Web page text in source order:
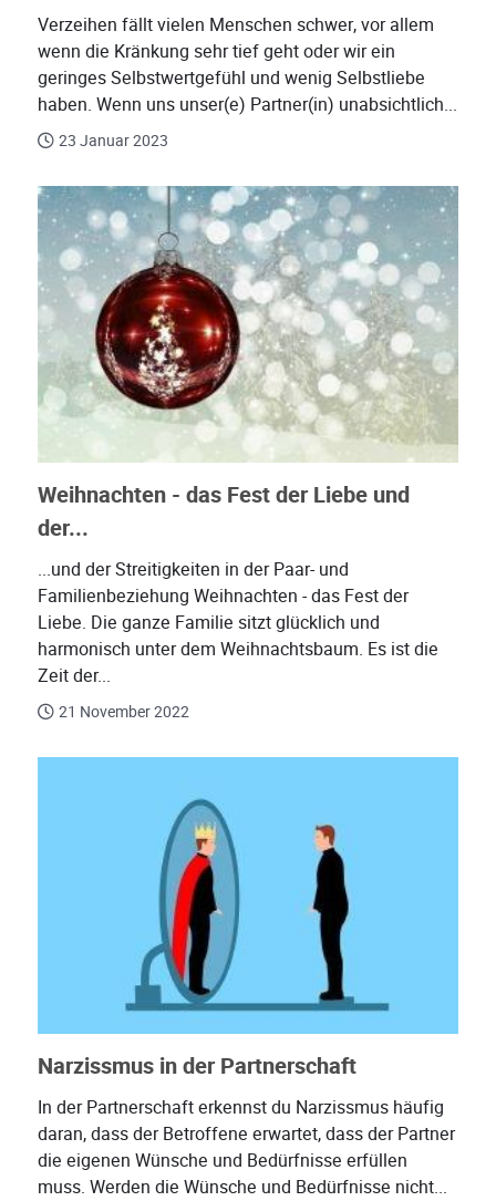
Verzeihen fällt vielen Menschen schwer, vor allem
wenn die Kränkung sehr tief geht oder wir ein
geringes Selbstwertgefühl und wenig Selbstliebe
haben. Wenn uns unser(e) Partner(in) unabsichtlich...
23 Januar 2023
Weihnachten - das Fest der Liebe und
der...
...und der Streitigkeiten in der Paar- und
Familienbeziehung Weihnachten - das Fest der
Liebe. Die ganze Familie sitzt glücklich und
harmonisch unter dem Weihnachtsbaum. Es ist die
Zeit der...
21 November 2022
Narzissmus in der Partnerschaft
In der Partnerschaft erkennst du Narzissmus häufig
daran, dass der Betroffene erwartet, dass der Partner
die eigenen Wünsche und Bedürfnisse erfüllen
muss. Werden die Wünsche und Bedürfnisse nicht...